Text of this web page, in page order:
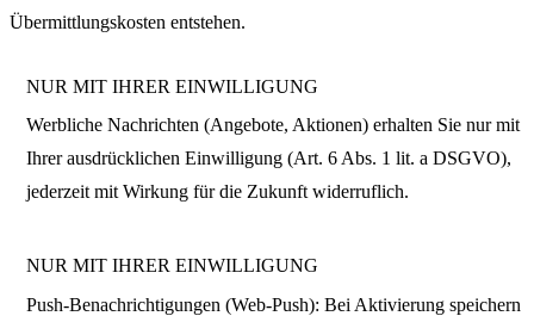
Übermittlungskosten entstehen.
NUR MIT IHRER EINWILLIGUNG
Werbliche Nachrichten (Angebote, Aktionen) erhalten Sie nur mit
Ihrer ausdrücklichen Einwilligung (Art. 6 Abs. 1 lit. a DSGVO),
jederzeit mit Wirkung für die Zukunft widerruflich.
NUR MIT IHRER EINWILLIGUNG
Push-Benachrichtigungen (Web-Push): Bei Aktivierung speichern